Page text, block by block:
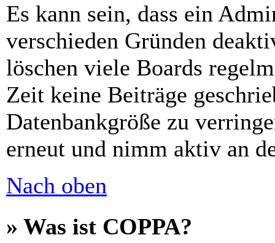
Es kann sein, dass ein
verschieden Gründen
löschen viele Boards
Zeit keine Beiträge
Datenbankgröße zu
erneut und nimm aktiv an
Nach oben
» Was ist COPPA?